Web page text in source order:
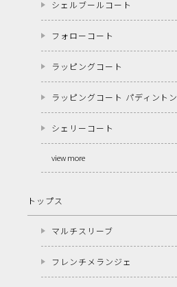
シェルブールコート
フォローコート
ラッピングコート
ラッピングコート パディントン
シェリーコート
view more
トップス
マルチスリーブ
フレンチメランジェ